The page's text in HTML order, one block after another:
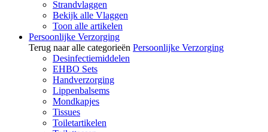
Strandvlaggen
Bekijk alle Vlaggen
Toon alle artikelen
Persoonlijke Verzorging
Terug naar alle categorieën Persoonlijke Verzorging
Desinfectiemiddelen
EHBO Sets
Handverzorging
Lippenbalsems
Mondkapjes
Tissues
Toiletartikelen